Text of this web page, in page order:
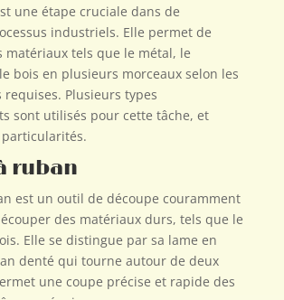
une étape cruciale dans de
industriels. Elle permet de
matériaux tels que le métal, le
bois en plusieurs morceaux selon les
requises. Plusieurs types
sont utilisés pour cette tâche, et
ruban
est un outil de découpe couramment
des matériaux durs, tels que le
Elle se distingue par sa lame en
denté qui tourne autour de deux
une coupe précise et rapide des